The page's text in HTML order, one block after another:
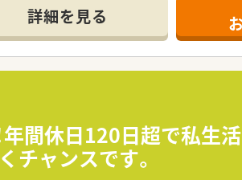
ームがあり、薬剤師も関わっているため
委員会へ参加することで、多職種と
管理指導を通じて、患者様一人ひとり
るため、調剤薬局でのご経験なども活
取り組み、円滑なコミュニケーション
験でも着実にステップアップしていけ
詳細を見る
年間休日120日超で私
チャンスです。